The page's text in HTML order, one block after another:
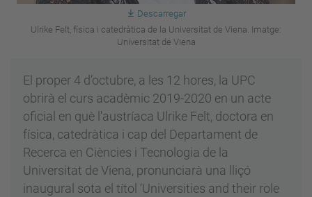
Descarregar
Ulrike Felt, física i catedràtica de la Universitat de Viena. Imatge:
Universitat de Viena
El proper 4 d’octubre, a les 12 hores, la UPC
obrirà el curs acadèmic 2019-2020 en un acte
oficial en què l'austríaca Ulrike Felt, doctora en
física, catedràtica i cap del Departament de
Recerca en Ciències i Tecnologia de la
Universitat de Viena, pronunciarà una lliçó
inaugural sota el títol ‘Universities and their role